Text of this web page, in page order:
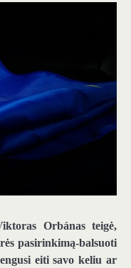
Orbánas teigė,
pasirinkimą-balsuoti
eiti savo keliu ar